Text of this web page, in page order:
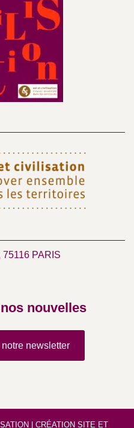
PARIS
nouvelles
newsletter
| CRÉATION SITE ET